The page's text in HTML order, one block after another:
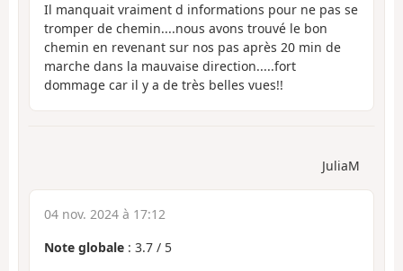
Il manquait vraiment d informations pour ne pas se
tromper de chemin....nous avons trouvé le bon
chemin en revenant sur nos pas après 20 min de
marche dans la mauvaise direction.....fort
dommage car il y a de très belles vues!!
JuliaM
04 nov. 2024 à 17:12
Note globale : 3.7 / 5